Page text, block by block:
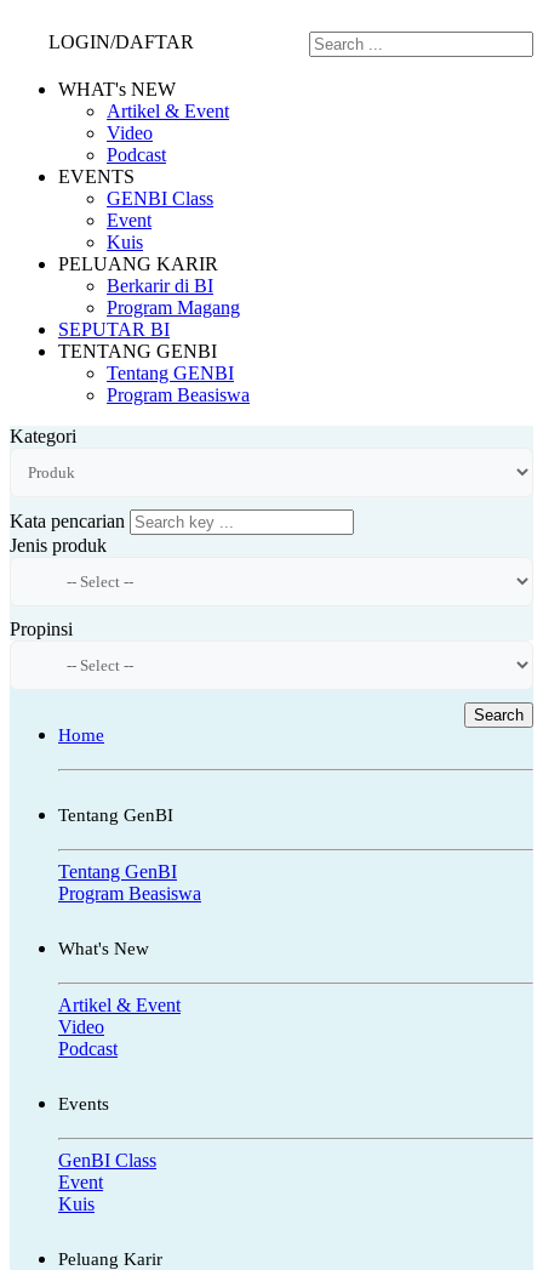
LOGIN/DAFTAR
WHAT's NEW
Artikel & Event
Video
Podcast
EVENTS
GENBI Class
Event
Kuis
PELUANG KARIR
Berkarir di BI
Program Magang
SEPUTAR BI
TENTANG GENBI
Tentang GENBI
Program Beasiswa
Kategori
Kata pencarian
Jenis produk
Propinsi
Search
Home
Tentang GenBI
Tentang GenBI
Program Beasiswa
What's New
Artikel & Event
Video
Podcast
Events
GenBI Class
Event
Kuis
Peluang Karir